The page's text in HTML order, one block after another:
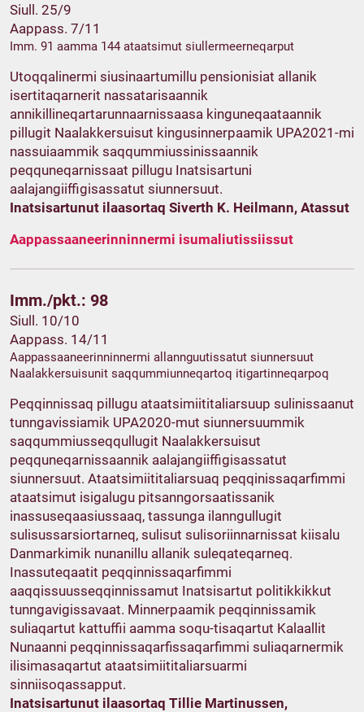
Siull. 25/9
Aappass. 7/11
Imm. 91 aamma 144 ataatsimut siullermeerneqarput
Utoqqalinermi siusinaartumillu pensionisiat allanik
isertitaqarnerit nassatarisaannik
annikillineqartarunnaarnissaasa kinguneqaataannik
pillugit Naalakkersuisut kingusinnerpaamik UPA2021-mi
nassuiaammik saqqummiussinissaannik
peqquneqarnissaat pillugu Inatsisartuni
aalajangiiffigisassatut siunnersuut.
Inatsisartunut ilaasortaq Siverth K. Heilmann, Atassut
Aappassaaneerinninnermi isumaliutissiissut
Imm./pkt.: 98
Siull. 10/10
Aappass. 14/11
Aappassaaneerinninnermi allannguutissatut siunnersuut
Naalakkersuisunit saqqummiunneqartoq itigartinneqarpoq
Peqqinnissaq pillugu ataatsimiititaliarsuup sulinissaanut
tunngavissiamik UPA2020-mut siunnersuummik
saqqummiusseqqullugit Naalakkersuisut
peqquneqarnissaannik aalajangiiffigisassatut
siunnersuut. Ataatsimiititaliarsuaq peqqinissaqarfimmi
ataatsimut isigalugu pitsanngorsaatissanik
inassuseqaasiussaaq, tassunga ilanngullugit
sulisussarsiortarneq, sulisut sulisoriinnarnissat kiisalu
Danmarkimik nunanillu allanik suleqateqarneq.
Inassuteqaatit peqqinnissaqarfimmi
aaqqissuusseqqinnissamut Inatsisartut politikkikkut
tunngavigissavaat. Minnerpaamik peqqinnissamik
suliaqartut kattuffii aamma soqu-tisaqartut Kalaallit
Nunaanni peqqinnissaqarfissaqarfimmi suliaqarnermik
ilisimasaqartut ataatsimiititaliarsuarmi
sinniisoqassapput.
Inatsisartunut ilaasortaq Tillie Martinussen,